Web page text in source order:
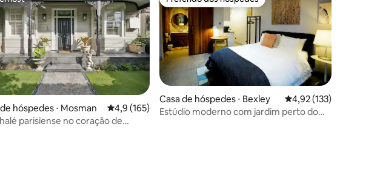
média de 5, 190 avaliações
hóspedes ⋅ Mosman 4,9 de uma avaliação média de 5, 165 avaliações
4,9 (165)
parisiense no coração de
Preferido dos hóspedes
Casa de hóspedes ⋅ Bexley 4,92 de uma avaliação
4,92 (133)
Estúdio moderno com jardim perto do